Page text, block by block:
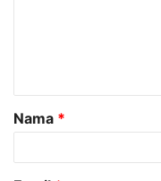
a
r
Nama *